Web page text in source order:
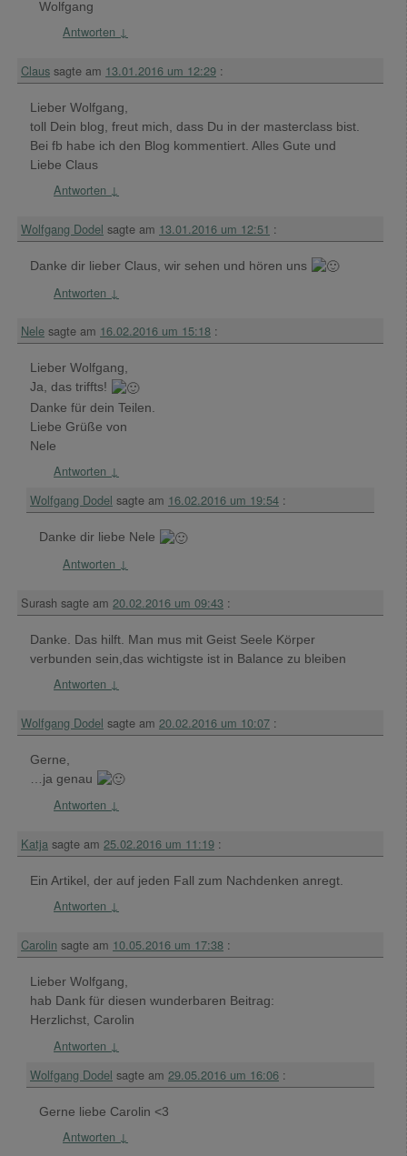
Wolfgang
Antworten ↓
Claus sagte am 13.01.2016 um 12:29 :
Lieber Wolfgang,
toll Dein blog, freut mich, dass Du in der masterclass bist.
Bei fb habe ich den Blog kommentiert. Alles Gute und
Liebe Claus
Antworten ↓
Wolfgang Dodel sagte am 13.01.2016 um 12:51 :
Danke dir lieber Claus, wir sehen und hören uns
Antworten ↓
Nele sagte am 16.02.2016 um 15:18 :
Lieber Wolfgang,
Ja, das triffts!
Danke für dein Teilen.
Liebe Grüße von
Nele
Antworten ↓
Wolfgang Dodel sagte am 16.02.2016 um 19:54 :
Danke dir liebe Nele
Antworten ↓
Surash sagte am 20.02.2016 um 09:43 :
Danke. Das hilft. Man mus mit Geist Seele Körper
verbunden sein,das wichtigste ist in Balance zu bleiben
Antworten ↓
Wolfgang Dodel sagte am 20.02.2016 um 10:07 :
Gerne,
…ja genau
Antworten ↓
Katja sagte am 25.02.2016 um 11:19 :
Ein Artikel, der auf jeden Fall zum Nachdenken anregt.
Antworten ↓
Carolin sagte am 10.05.2016 um 17:38 :
Lieber Wolfgang,
hab Dank für diesen wunderbaren Beitrag:
Herzlichst, Carolin
Antworten ↓
Wolfgang Dodel sagte am 29.05.2016 um 16:06 :
Gerne liebe Carolin <3
Antworten ↓